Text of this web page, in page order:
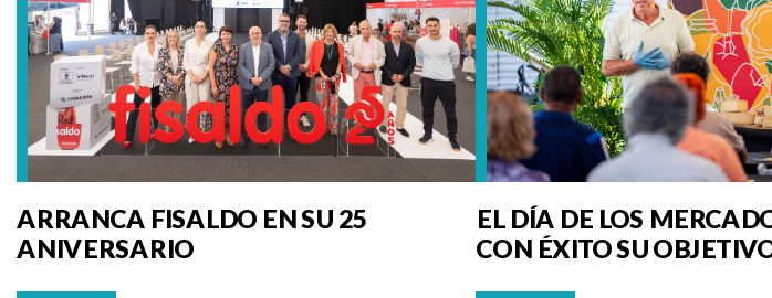
ARRANCA FISALDO EN SU 25
ANIVERSARIO
EL DÍA DE LOS
CON ÉXITO SU